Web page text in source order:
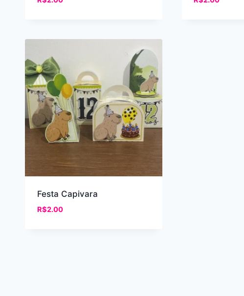
Festa Capivara
R$2.00